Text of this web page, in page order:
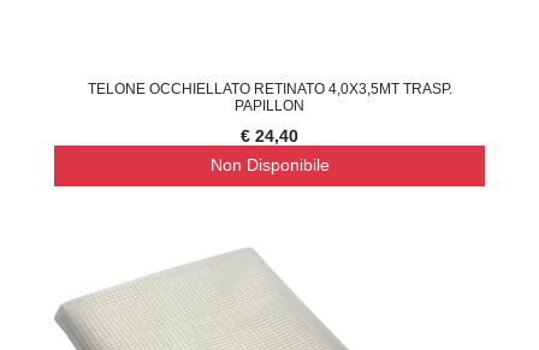
TELONE OCCHIELLATO RETINATO 4,0X3,5MT TRASP.
PAPILLON
€ 24,40
Non Disponibile